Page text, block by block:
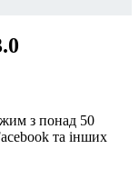
з понад 50
та інших